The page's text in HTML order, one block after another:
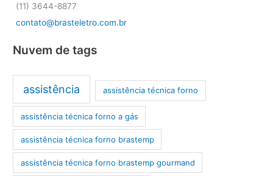
(11) 3644-8877
contato@brasteletro.com.br
Nuvem de tags
assistência assistência técnica forno
assistência técnica forno a gás
assistência técnica forno brastemp
assistência técnica forno brastemp gourmand